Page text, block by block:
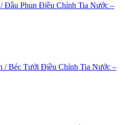
Đầu Phun Điều Chỉnh Tia Nước –
/ Béc Tưới Điều Chỉnh Tia Nước –